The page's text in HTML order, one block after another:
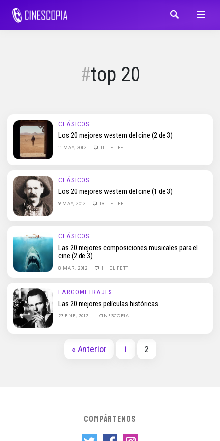
top 20
CLÁSICOS
Los 20 mejores western del cine (2 de 3)
11 MAY, 2012 11 EL FETT
CLÁSICOS
Los 20 mejores western del cine (1 de 3)
9 MAY, 2012 19 EL FETT
CLÁSICOS
Las 20 mejores composiciones musicales para el
cine (2 de 3)
8 MAR, 2012 1 EL FETT
LARGOMETRAJES
Las 20 mejores películas históricas
23 ENE, 2012 CINESCOPIA
« Anterior 1 2
COMPÁRTENOS